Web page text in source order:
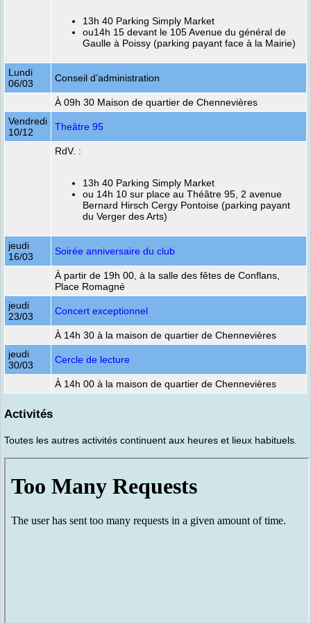
13h 40 Parking Simply Market
ou14h 15 devant le 105 Avenue du général de
Gaulle à Poissy (parking payant face à la Mairie)
Lundi
06/03
Conseil d’administration
À 09h 30 Maison de quartier de Chennevières
Vendredi
10/12
Theâtre 95
RdV. :
13h 40 Parking Simply Market
ou 14h 10 sur place au Théâtre 95, 2 avenue
Bernard Hirsch Cergy Pontoise (parking payant
du Verger des Arts)
jeudi
16/03
Soirée anniversaire du club
À partir de 19h 00, à la salle des fêtes de Conflans,
Place Romagné
jeudi
23/03
Concert exceptionnel
À 14h 30 à la maison de quartier de Chennevières
jeudi
30/03
Cercle de lecture
À 14h 00 à la maison de quartier de Chennevières
Activités
Toutes les autres activités continuent aux heures et lieux habituels.